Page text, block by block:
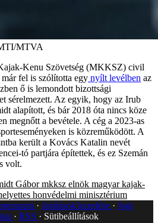
MTVA
Kenu Szövetség (MKKSZ) civil
fel is szólította egy nyílt levélben az
ő is lemondott bizottsági
sérelmezett. Az egyik, hogy az Irub
alapított, és bár 2018 óta nincs köze
megnőtt a bevétele. A cég a 2023-as
is közreműködött. A
került a Kovács Katalin nevét
tó partjára építettek, és ez Szemán
volt.
Gábor mkksz elnök magyar kajak-
honvédelmi minisztérium
Javítások kezelése
Jogi
RSS
Sütibeállítások